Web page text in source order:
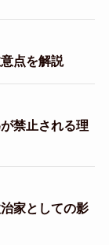
点を解説
禁止される理
家としての影